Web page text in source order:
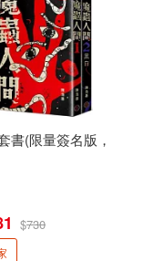
書(限量簽名版，
$730